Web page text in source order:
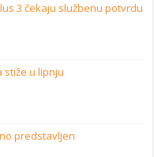
3 čekaju službenu potvrdu
stiže u lipnju
predstavljen